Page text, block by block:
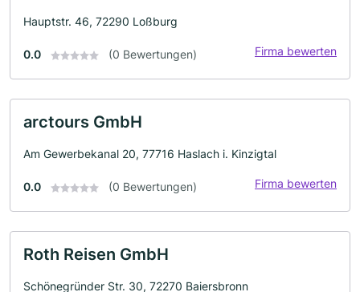
Hauptstr. 46, 72290 Loßburg
0.0 (0 Bewertungen) Firma bewerten
arctours GmbH
Am Gewerbekanal 20, 77716 Haslach i. Kinzigtal
0.0 (0 Bewertungen) Firma bewerten
Roth Reisen GmbH
Schönegründer Str. 30, 72270 Baiersbronn